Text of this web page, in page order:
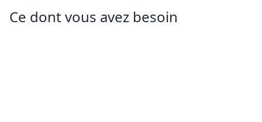
Ce dont vous avez besoin